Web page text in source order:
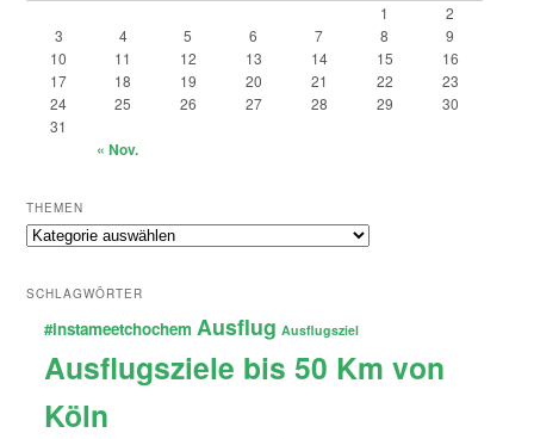
1
2
3
4 5 6 7 8
9
10
11 12 13 14 15
16
17
18 19 20 21 22
23
24
25 26 27 28 29
30
31
« Nov.
THEMEN
Themen
SCHLAGWÖRTER
#instameetchochem Ausflug Ausflugsziel
Ausflugsziele bis 50 Km von
Köln